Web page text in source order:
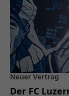
Neuer Vertrag
Der FC